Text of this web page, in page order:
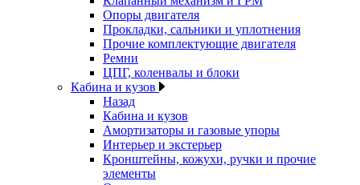
Опоры двигателя
Прокладки, сальники и уплотнения
Прочие комплектующие двигателя
Ремни
ЦПГ, коленвалы и блоки
Кабина и кузов
Назад
Кабина и кузов
Амортизаторы и газовые упоры
Интерьер и экстерьер
Кронштейны, кожухи, ручки и прочие
элементы